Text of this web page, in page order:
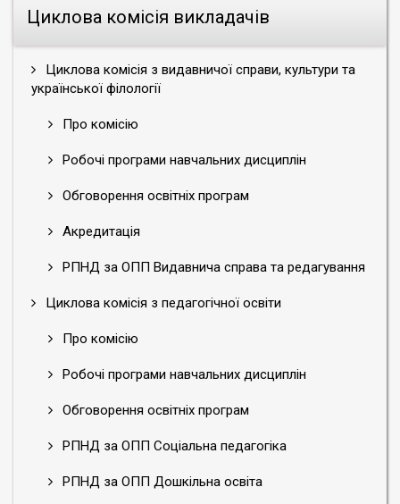
Циклова комісія викладачів
Циклова комісія з видавничої справи, культури та
української філології
Про комісію
Робочі програми навчальних дисциплін
Обговорення освітніх програм
Акредитація
РПНД за ОПП Видавнича справа та редагування
Циклова комісія з педагогічної освіти
Про комісію
Робочі програми навчальних дисциплін
Обговорення освітніх програм
РПНД за ОПП Соціальна педагогіка
РПНД за ОПП Дошкільна освіта